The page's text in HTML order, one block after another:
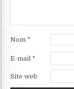
Nom *
E-mail *
Site web